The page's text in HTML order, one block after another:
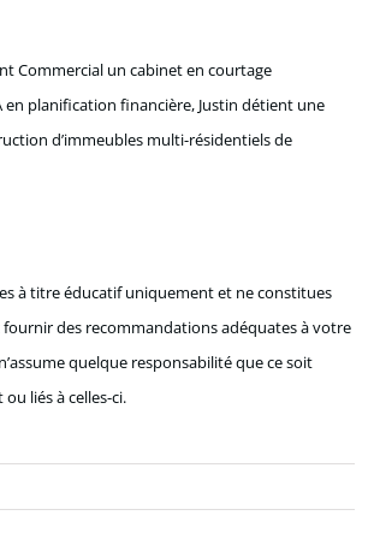
Commercial un cabinet en courtage
en planification financière, Justin détient une
d’immeubles multi-résidentiels de
à titre éducatif uniquement et ne constitues
fournir des recommandations adéquates à votre
quelque responsabilité que ce soit
liés à celles-ci.